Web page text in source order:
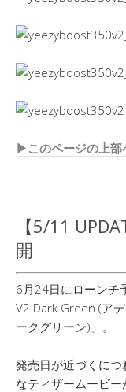
▶︎このページの上部
【5/11
開
6月24日にローンチ
V2 Dark Green (ア
ークグリーン)」。
発売日が近づくに
なティザームービー